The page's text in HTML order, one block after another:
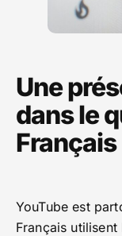
Une
dans le
Français
YouTube est
Français